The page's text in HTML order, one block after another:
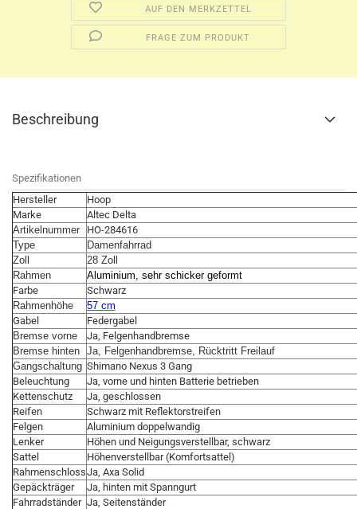
AUF DEN MERKZETTEL
FRAGE ZUM PRODUKT
Beschreibung
Spezifikationen
Hersteller
Hoop
Marke
Altec Delta
Artikelnummer
HO-284616
Type
Damenfahrrad
Zoll
28 Zoll
Rahmen
Aluminium, sehr schicker geformt
Farbe
Schwarz
Rahmenhöhe
57 cm
Gabel
Federgabel
Bremse vorne
Ja, Felgenhandbremse
Bremse hinten Ja, Felgenhandbremse, Rücktritt Freilauf
Gangschaltung Shimano Nexus 3 Gang
Beleuchtung
Ja, vorne und hinten Batterie betrieben
Kettenschutz
Ja, geschlossen
Reifen
Schwarz mit Reflektorstreifen
Felgen
Aluminium doppelwandig
Lenker
Höhen und Neigungsverstellbar, schwarz
Sattel
Höhenverstellbar (Komfortsattel)
RahmenschlossJa, Axa Solid
Gepäckträger
Ja, hinten mit Spanngurt
Fahrradständer Ja, Seitenständer